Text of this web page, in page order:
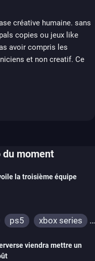
créative humaine. sans
copies ou jeux like
avoir compris les
et non creatif. Ce
du moment
la troisième équipe
ps5
xbox series
one
switch 2
viendra mettre un